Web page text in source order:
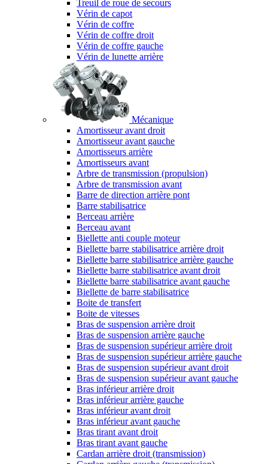
Treuil de roue de secours
Vérin de capot
Vérin de coffre
Vérin de coffre droit
Vérin de coffre gauche
Vérin de lunette arrière
Mécanique
Amortisseur avant droit
Amortisseur avant gauche
Amortisseurs arrière
Amortisseurs avant
Arbre de transmission (propulsion)
Arbre de transmission avant
Barre de direction arrière pont
Barre stabilisatrice
Berceau arrière
Berceau avant
Biellette anti couple moteur
Biellette barre stabilisatrice arrière droit
Biellette barre stabilisatrice arrière gauche
Biellette barre stabilisatrice avant droit
Biellette barre stabilisatrice avant gauche
Biellette de barre stabilisatrice
Boite de transfert
Boite de vitesses
Bras de suspension arrière droit
Bras de suspension arrière gauche
Bras de suspension supérieur arrière droit
Bras de suspension supérieur arrière gauche
Bras de suspension supérieur avant droit
Bras de suspension supérieur avant gauche
Bras inférieur arrière droit
Bras inférieur arrière gauche
Bras inférieur avant droit
Bras inférieur avant gauche
Bras tirant avant droit
Bras tirant avant gauche
Cardan arrière droit (transmission)